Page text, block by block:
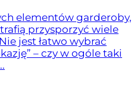
elementów garderoby,
przysporzyć wiele
jest łatwo wybrać
– czy w ogóle taki